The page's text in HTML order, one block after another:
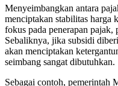
Menyeimbangkan antara
menciptakan stabilitas harga
fokus pada penerapan pajak,
Sebaliknya, jika subsidi
akan menciptakan
seimbang sangat dibutuhkan.
Sebagai contoh, pemerintah